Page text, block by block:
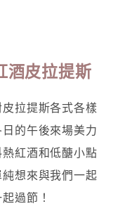
酒皮拉提斯
拉提斯各式各樣
的午後來場美力
紅酒和低醣小點
想來與我們一起
過節！